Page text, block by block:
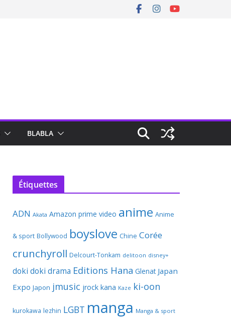
BLABLA
Étiquettes
ADN Akata Amazon prime video anime Anime
& sport Bollywood boyslove Chine Corée
crunchyroll Delcourt-Tonkam delitoon disney+
doki doki drama Editions Hana Glenat Japan
Expo Japon jmusic jrock kana Kaze ki-oon
kurokawa lezhin LGBT manga Manga & sport